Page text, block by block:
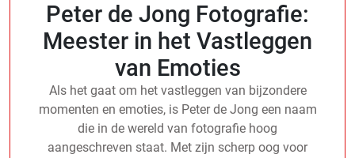
Peter de Jong Fotografie:
Meester in het Vastleggen
van Emoties
Als het gaat om het vastleggen van bijzondere
momenten en emoties, is Peter de Jong een naam
die in de wereld van fotografie hoog
aangeschreven staat. Met zijn scherp oog voor